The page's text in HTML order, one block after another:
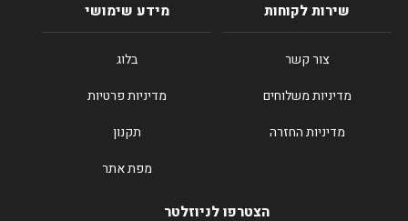
שירות לקוחות
צור קשר
מדיניות משלוחים
מדיניות החזרה
מידע שימושי
בלוג
מדיניות פרטיות
תקנון
מפת אתר
הצטרפו לניוזלטר